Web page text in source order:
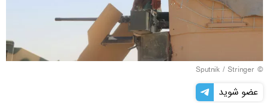
© Sputnik / Stringer
عضو شوید